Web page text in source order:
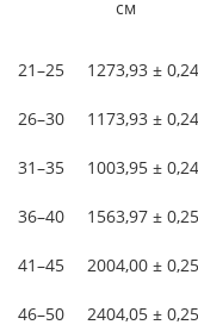
см
21–25 1273,93 ± 0,24
26–30 1173,93 ± 0,24
31–35 1003,95 ± 0,24
36–40 1563,97 ± 0,25
41–45 2004,00 ± 0,25
46–50 2404,05 ± 0,25